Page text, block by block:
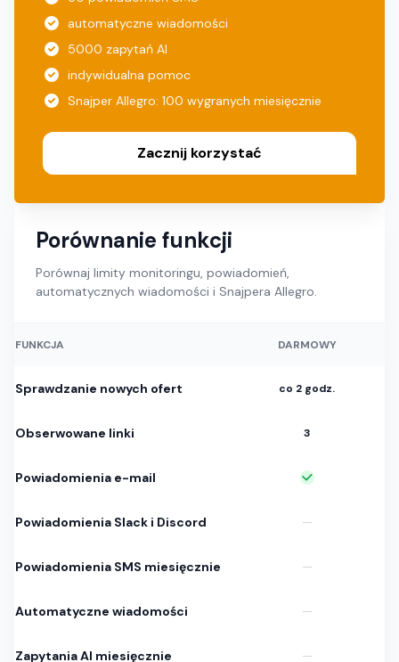
automatyczne wiadomości
5000 zapytań AI
indywidualna pomoc
Snajper Allegro: 100 wygranych miesięcznie
Zacznij korzystać
Porównanie funkcji
Porównaj limity monitoringu, powiadomień,
automatycznych wiadomości i Snajpera Allegro.
FUNKCJA DARMOWY
Sprawdzanie nowych ofert co 2 godz.
Obserwowane linki 3
Powiadomienia e-mail
Powiadomienia Slack i Discord —
Powiadomienia SMS miesięcznie —
Automatyczne wiadomości —
Zapytania AI miesięcznie —